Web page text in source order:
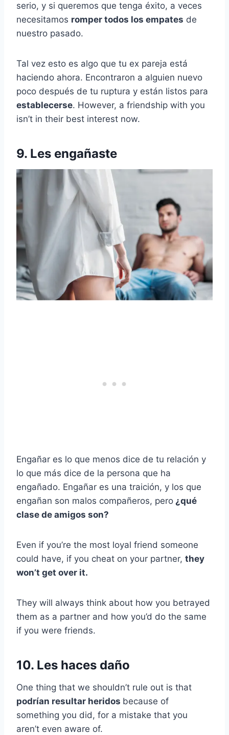
serio, y si queremos que tenga éxito, a veces
necesitamos romper todos los empates de
nuestro pasado.
Tal vez esto es algo que tu ex pareja está
haciendo ahora. Encontraron a alguien nuevo
poco después de tu ruptura y están listos para
establecerse. However, a friendship with you
isn’t in their best interest now.
9. Les engañaste
Engañar es lo que menos dice de tu relación y
lo que más dice de la persona que ha
engañado. Engañar es una traición, y los que
engañan son malos compañeros, pero ¿qué
clase de amigos son?
Even if you’re the most loyal friend someone
could have, if you cheat on your partner, they
won’t get over it.
They will always think about how you betrayed
them as a partner and how you’d do the same
if you were friends.
10. Les haces daño
One thing that we shouldn’t rule out is that
podrían resultar heridos because of
something you did, for a mistake that you
aren’t even aware of.